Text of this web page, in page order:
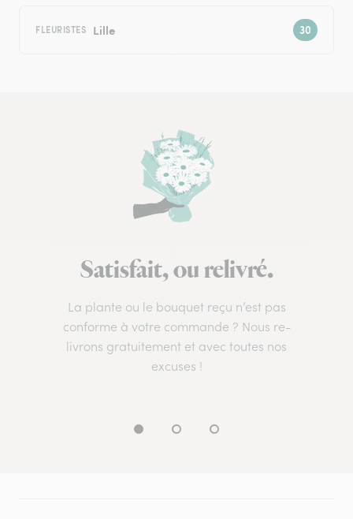
FLEURISTES Lille
Satisfait, ou relivré.
La plante ou le bouquet reçu n’est pas
conforme à votre commande ? Nous re-
livrons gratuitement et avec toutes nos
excuses !